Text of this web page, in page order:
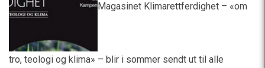
Magasinet Klimarettferdighet – «om
tro, teologi og klima» – blir i sommer sendt ut til alle